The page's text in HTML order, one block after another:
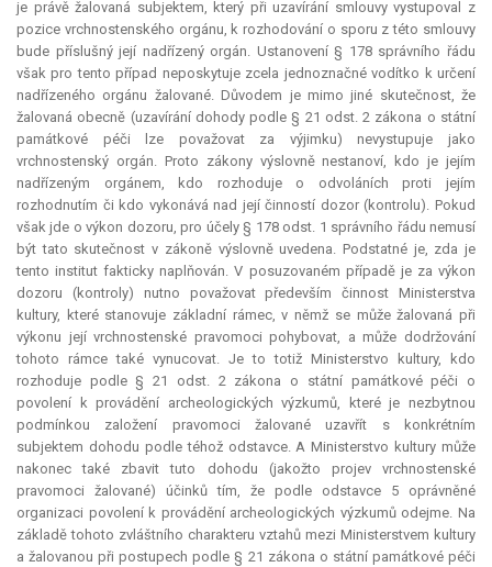
je právě žalovaná subjektem, který při uzavírání smlouvy vystupoval z
pozice vrchnostenského orgánu, k rozhodování o sporu z této smlouvy
bude příslušný její nadřízený orgán. Ustanovení § 178 správního řádu
však pro tento případ neposkytuje zcela jednoznačné vodítko k určení
nadřízeného orgánu žalované. Důvodem je mimo jiné skutečnost, že
žalovaná obecně (uzavírání dohody podle § 21 odst. 2 zákona o státní
památkové péči lze považovat za výjimku) nevystupuje jako
vrchnostenský orgán. Proto zákony výslovně nestanoví, kdo je jejím
nadřízeným orgánem, kdo rozhoduje o odvoláních proti jejím
rozhodnutím či kdo vykonává nad její činností dozor (kontrolu). Pokud
však jde o výkon dozoru, pro účely § 178 odst. 1 správního řádu nemusí
být tato skutečnost v zákoně výslovně uvedena. Podstatné je, zda je
tento institut fakticky naplňován. V posuzovaném případě je za výkon
dozoru (kontroly) nutno považovat především činnost Ministerstva
kultury, které stanovuje základní rámec, v němž se může žalovaná při
výkonu její vrchnostenské pravomoci pohybovat, a může dodržování
tohoto rámce také vynucovat. Je to totiž Ministerstvo kultury, kdo
rozhoduje podle § 21 odst. 2 zákona o státní památkové péči o
povolení k provádění archeologických výzkumů, které je nezbytnou
podmínkou založení pravomoci žalované uzavřít s konkrétním
subjektem dohodu podle téhož odstavce. A Ministerstvo kultury může
nakonec také zbavit tuto dohodu (jakožto projev vrchnostenské
pravomoci žalované) účinků tím, že podle odstavce 5 oprávněné
organizaci povolení k provádění archeologických výzkumů odejme. Na
základě tohoto zvláštního charakteru vztahů mezi Ministerstvem kultury
a žalovanou při postupech podle § 21 zákona o státní památkové péči